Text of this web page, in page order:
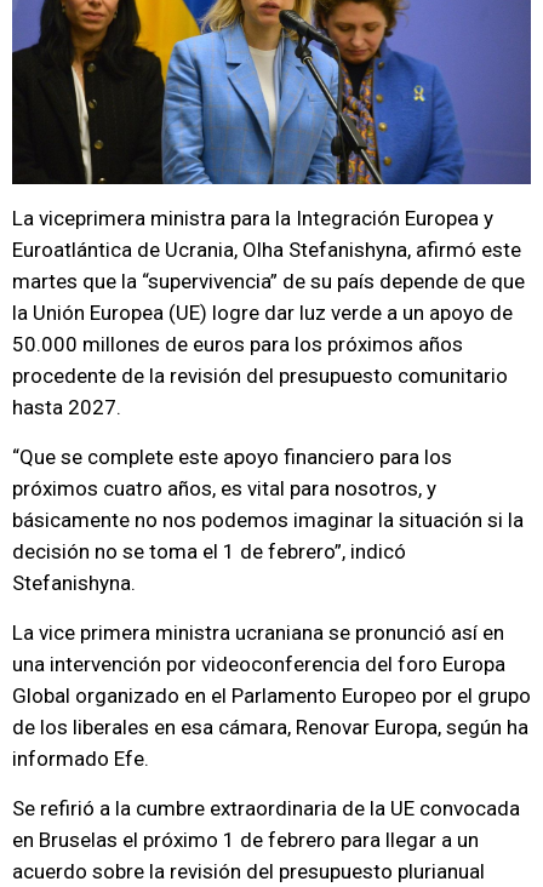
La viceprimera ministra para la Integración Europea y
Euroatlántica de Ucrania, Olha Stefanishyna, afirmó este
martes que la “supervivencia” de su país depende de que
la Unión Europea (UE) logre dar luz verde a un apoyo de
50.000 millones de euros para los próximos años
procedente de la revisión del presupuesto comunitario
hasta 2027.
“Que se complete este apoyo financiero para los
próximos cuatro años, es vital para nosotros, y
básicamente no nos podemos imaginar la situación si la
decisión no se toma el 1 de febrero”, indicó
Stefanishyna.
La vice primera ministra ucraniana se pronunció así en
una intervención por videoconferencia del foro Europa
Global organizado en el Parlamento Europeo por el grupo
de los liberales en esa cámara, Renovar Europa, según ha
informado Efe.
Se refirió a la cumbre extraordinaria de la UE convocada
en Bruselas el próximo 1 de febrero para llegar a un
acuerdo sobre la revisión del presupuesto plurianual